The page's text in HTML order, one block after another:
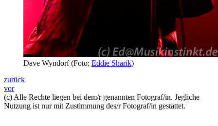
Dave Wyndorf (Foto: Eddie Sharik)
zurück
vor
(c) Alle Rechte liegen bei dem/r genannten Fotograf/in. Jegliche
Nutzung ist nur mit Zustimmung des/r Fotograf/in gestattet.